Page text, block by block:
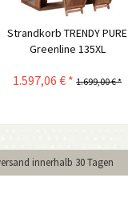
Strandkorb TRENDY PURE
Greenline 135XL
1.597,06 € * 1.699,00 € *
innerhalb 30 Tagen